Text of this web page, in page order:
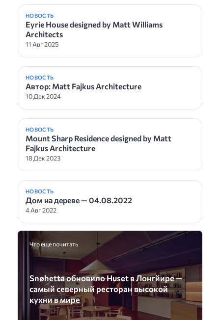
НОВОСТЬ
Eyrie House designed by Matt Williams
Architects
11 Авг 2025
НОВОСТЬ
Автор: Matt Fajkus Architecture
10 Дек 2024
НОВОСТЬ
Mount Sharp Residence designed by Matt
Fajkus Architecture
18 Дек 2023
НОВОСТЬ
Дом на дереве — 04.08.2022
4 Авг 2022
Что еще почитать
Snøhetta обновило Huset в Лонгйире —
самый северный ресторан высокой
кухни в мире